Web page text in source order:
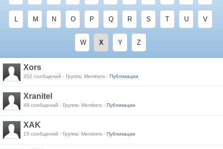
L M N O P Q R S T U V
W X Y Z
Xors
202 сообщений · Группа: Members · Публикации
Xranitel
48 сообщений · Группа: Members · Публикации
XAK
15 сообщений · Группа: Members · Публикации